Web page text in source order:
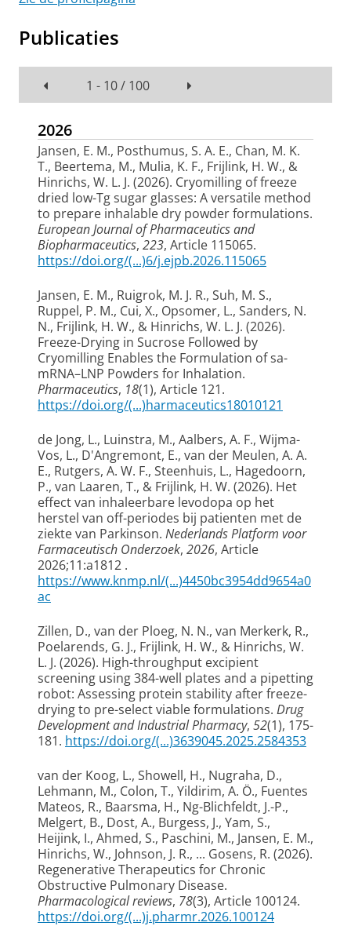
Publicaties
1 - 10 / 100
2026
Jansen, E. M., Posthumus, S. A. E., Chan, M. K.
T., Beertema, M., Mulia, K. F., Frijlink, H. W., &
Hinrichs, W. L. J. (2026). Cryomilling of freeze
dried low-Tg sugar glasses: A versatile method
to prepare inhalable dry powder formulations.
European Journal of Pharmaceutics and
Biopharmaceutics, 223, Article 115065.
https://doi.org/(...)6/j.ejpb.2026.115065
Jansen, E. M., Ruigrok, M. J. R., Suh, M. S.,
Ruppel, P. M., Cui, X., Opsomer, L., Sanders, N.
N., Frijlink, H. W., & Hinrichs, W. L. J. (2026).
Freeze-Drying in Sucrose Followed by
Cryomilling Enables the Formulation of sa-
mRNA–LNP Powders for Inhalation.
Pharmaceutics, 18(1), Article 121.
https://doi.org/(...)harmaceutics18010121
de Jong, L., Luinstra, M., Aalbers, A. F., Wijma-
Vos, L., D'Angremont, E., van der Meulen, A. A.
E., Rutgers, A. W. F., Steenhuis, L., Hagedoorn,
P., van Laaren, T., & Frijlink, H. W. (2026). Het
effect van inhaleerbare levodopa op het
herstel van off-periodes bij patienten met de
ziekte van Parkinson. Nederlands Platform voor
Farmaceutisch Onderzoek, 2026, Article
2026;11:a1812 .
https://www.knmp.nl/(...)4450bc3954dd9654a0
ac
Zillen, D., van der Ploeg, N. N., van Merkerk, R.,
Poelarends, G. J., Frijlink, H. W., & Hinrichs, W.
L. J. (2026). High-throughput excipient
screening using 384-well plates and a pipetting
robot: Assessing protein stability after freeze-
drying to pre-select viable formulations. Drug
Development and Industrial Pharmacy, 52(1), 175-
181. https://doi.org/(...)3639045.2025.2584353
van der Koog, L., Showell, H., Nugraha, D.,
Lehmann, M., Colon, T., Yildirim, A. Ö., Fuentes
Mateos, R., Baarsma, H., Ng-Blichfeldt, J.-P.,
Melgert, B., Dost, A., Burgess, J., Yam, S.,
Heijink, I., Ahmed, S., Paschini, M., Jansen, E. M.,
Hinrichs, W., Johnson, J. R., ... Gosens, R. (2026).
Regenerative Therapeutics for Chronic
Obstructive Pulmonary Disease.
Pharmacological reviews, 78(3), Article 100124.
https://doi.org/(...)j.pharmr.2026.100124